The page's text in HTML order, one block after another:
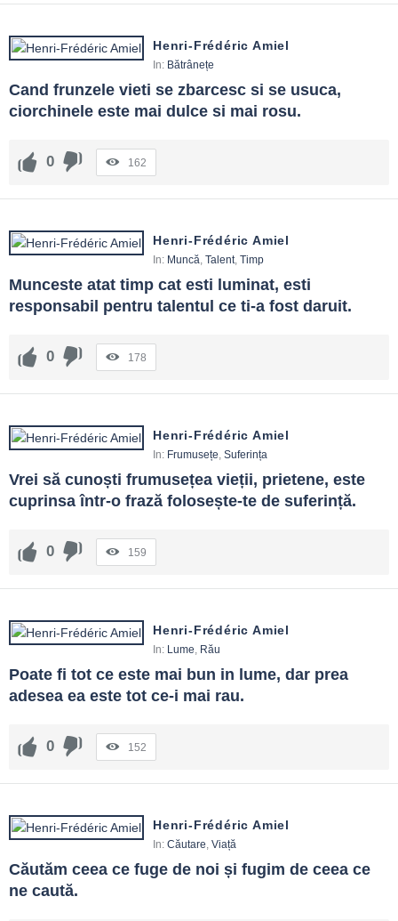
Henri-Frédéric Amiel
In: Bătrânețe
Cand frunzele vieti se zbarcesc si se usuca,
ciorchinele este mai dulce si mai rosu.
0 162
Henri-Frédéric Amiel
In: Muncă, Talent, Timp
Munceste atat timp cat esti luminat, esti
responsabil pentru talentul ce ti-a fost daruit.
0 178
Henri-Frédéric Amiel
In: Frumusețe, Suferința
Vrei să cunoști frumusețea vieții, prietene, este
cuprinsa într-o frază folosește-te de suferință.
0 159
Henri-Frédéric Amiel
In: Lume, Rău
Poate fi tot ce este mai bun in lume, dar prea
adesea ea este tot ce-i mai rau.
0 152
Henri-Frédéric Amiel
In: Căutare, Viață
Căutăm ceea ce fuge de noi și fugim de ceea ce
ne caută.